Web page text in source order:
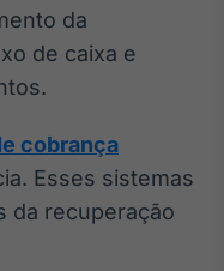
da
de caixa e
cobrança
Esses sistemas
da recuperação